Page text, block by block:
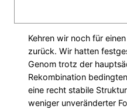
Kehren wir noch für
zurück. Wir hatten
Genom trotz der
Rekombination
eine recht stabile
weniger unveränderter